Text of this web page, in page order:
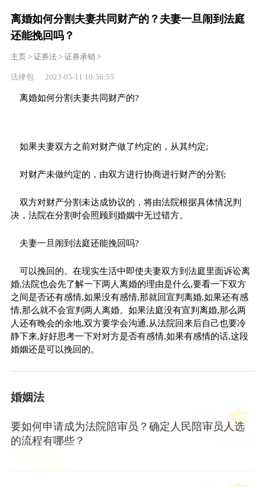
离婚如何分割夫妻共同财产的？夫妻一旦闹到法庭
还能挽回吗？
主页> 证券法> 证券承销 >
法律包 2023-05-11 10:56:55
离婚如何分割夫妻共同财产的?
如果夫妻双方之前对财产做了约定的，从其约定;
对财产未做约定的，由双方进行协商进行财产的分割;
双方对财产分割未达成协议的，将由法院根据具体情况判
决，法院在分割时会照顾到婚姻中无过错方。
夫妻一旦闹到法庭还能挽回吗?
可以挽回的。在现实生活中即使夫妻双方到法庭里面诉讼离
婚,法院也会先了解一下两人离婚的理由是什么,要看一下双方
之间是否还有感情,如果没有感情,那就回宣判离婚,如果还有感
情,那么就不会宣判两人离婚。如果法庭没有宣判离婚,那么两
人还有晚会的余地,双方要学会沟通,从法院回来后自己也要冷
静下来,好好思考一下对对方是否有感情,如果有感情的话,这段
婚姻还是可以挽回的。
婚姻法
要如何申请成为法院陪审员？确定人民陪审员人选
的流程有哪些？